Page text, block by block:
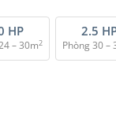
HP
– 30m2
2.5
Phòng 30 –
Non Inverter